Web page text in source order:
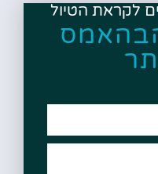
לקראת הטיול